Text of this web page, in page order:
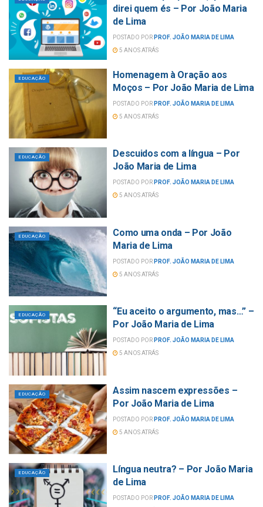
direi quem és – Por João Maria
de Lima
POSTADO POR PROF. JOÃO MARIA DE LIMA
5 ANOS ATRÁS
EDUCAÇÃO
Homenagem à Oração aos
Moços – Por João Maria de Lima
POSTADO POR PROF. JOÃO MARIA DE LIMA
5 ANOS ATRÁS
EDUCAÇÃO
Descuidos com a língua – Por
João Maria de Lima
POSTADO POR PROF. JOÃO MARIA DE LIMA
5 ANOS ATRÁS
EDUCAÇÃO
Como uma onda – Por João
Maria de Lima
POSTADO POR PROF. JOÃO MARIA DE LIMA
5 ANOS ATRÁS
EDUCAÇÃO
“Eu aceito o argumento, mas…” –
Por João Maria de Lima
POSTADO POR PROF. JOÃO MARIA DE LIMA
5 ANOS ATRÁS
EDUCAÇÃO
Assim nascem expressões –
Por João Maria de Lima
POSTADO POR PROF. JOÃO MARIA DE LIMA
5 ANOS ATRÁS
EDUCAÇÃO
Língua neutra? – Por João Maria
de Lima
POSTADO POR PROF. JOÃO MARIA DE LIMA